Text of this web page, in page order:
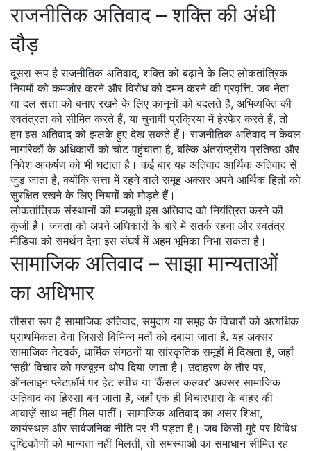
राजनीतिक अतिवाद – शक्ति की अंधी
दौड़
दूसरा रूप हैराजनीतिक अतिवाद,शक्ति को बढ़ाने के लिए लोकतांत्रिक
नियमों को कमजोर करने और विरोध को दमन करने की प्रवृत्ति. जब नेता
या दल सत्ता को बनाए रखने के लिए कानूनों को बदलते हैं, अभिव्यक्ति की
स्वतंत्रता को सीमित करते हैं, या चुनावी प्रक्रिया में हेरफेर करते हैं, तो
हम इस अतिवाद को झलके हुए देख सकते हैं। राजनीतिक अतिवाद न केवल
नागरिकों के अधिकारों को चोट पहुंचाता है, बल्कि अंतर्राष्ट्रीय प्रतिष्ठा और
निवेश आकर्षण को भी घटाता है। कई बार यह अतिवाद आर्थिक अतिवाद से
जुड़ जाता है, क्योंकि सत्ता में रहने वाले समूह अक्सर अपने आर्थिक हितों को
सुरक्षित रखने के लिए नियमों को मोड़ते हैं।
लोकतांत्रिक संस्थानों की मजबूती इस अतिवाद को नियंत्रित करने की
कुंजी है। जनता को अपने अधिकारों के बारे में सतर्क रहना और स्वतंत्र
मीडिया को समर्थन देना इस संघर्ष में अहम भूमिका निभा सकता है।
सामाजिक अतिवाद – साझा मान्यताओं
का अधिभार
तीसरा रूप हैसामाजिक अतिवाद,समुदाय या समूह के विचारों को अत्यधिक
प्राथमिकता देना जिससे विभिन्न मतों को दबाया जाता है. यह अक्सर
सामाजिक नेटवर्क, धार्मिक संगठनों या सांस्कृतिक समूहों में दिखता है, जहाँ
‘सही’ विचार को मजबूरन थोप दिया जाता है। उदाहरण के तौर पर,
ऑनलाइन प्लेटफ़ॉर्म पर हेट स्पीच या ‘कैंसल कल्चर’ अक्सर सामाजिक
अतिवाद का हिस्सा बन जाता है, जहाँ एक ही विचारधारा के बाहर की
आवाज़ें साथ नहीं मिल पातीं। सामाजिक अतिवाद का असर शिक्षा,
कार्यस्थल और सार्वजनिक नीति पर भी पड़ता है। जब किसी मुद्दे पर विविध
दृष्टिकोणों को मान्यता नहीं मिलती, तो समस्याओं का समाधान सीमित रह